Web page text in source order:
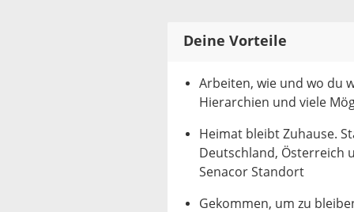
Deine Vorteile
Arbeiten, wie und wo du
Hierarchien und viele
Heimat bleibt Zuhause.
Deutschland, Österreich
Senacor Standort
Gekommen, um zu